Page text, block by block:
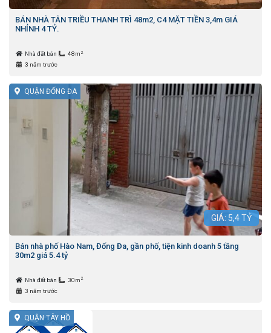
BÁN NHÀ TÂN TRIỀU THANH TRÌ 48m2, C4 MẶT TIỀN 3,4m GIÁ
NHỈNH 4 TỶ.
Nhà đất bán 48m 2
3 năm trước
QUẬN ĐỐNG ĐA
GIÁ: 5,4TỶ
Bán nhà phố Hào Nam, Đống Đa, gần phố, tiện kinh doanh 5 tầng
30m2 giá 5.4 tỷ
Nhà đất bán 30m 2
3 năm trước
QUẬN TÂY HỒ